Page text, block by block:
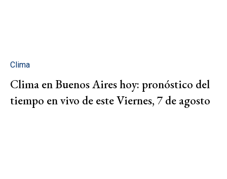
Clima
Clima en Buenos Aires hoy: pronóstico del
tiempo en vivo de este Viernes, 7 de agosto